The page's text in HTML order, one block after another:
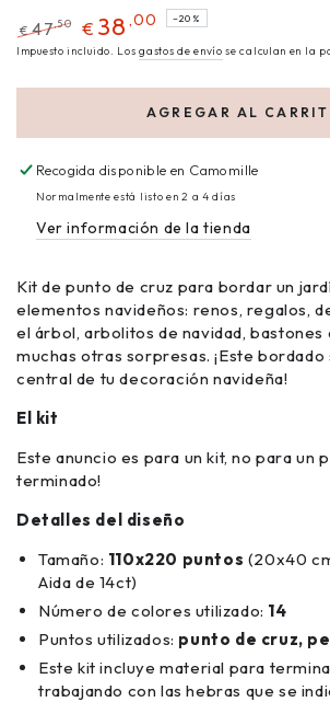
€ 47,50 € 38 ,00 –20%
Impuesto incluido. Losgastos de envío se calculan en la
AGREGAR AL
Recogida disponible en Camomille
Normalmente está listo en 2 a 4 días
Ver información de la tienda
Kit de punto de cruz para bordar un
elementos navideños: renos, regalos,
el árbol, arbolitos de navidad, bastones
muchas otras sorpresas. ¡Este bordado
central de tu decoración navideña!
El kit
Este anuncio es para un kit, no para un
terminado!
Detalles del diseño
Tamaño: 110x220 puntos (20x40
Aida de 14ct)
Número de colores utilizado: 14
Puntos utilizados: punto de cruz,
Este kit incluye material para
trabajando con las hebras que se